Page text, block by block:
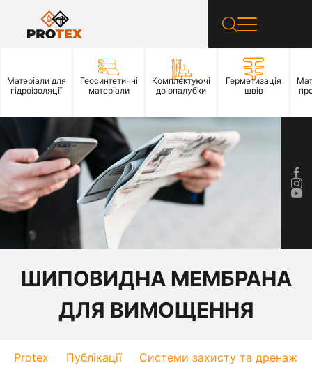
Матеріали для
гідроізоляції
Геосинтетичні
матеріали
Комплектуючі
до опалубки
Герметизація
швів
ШИПОВИДНА МЕМБРАНА
ДЛЯ ВИМОЩЕННЯ
Protex Публікації Системи захисту та дренажу